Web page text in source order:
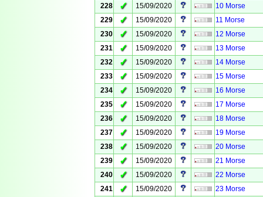
228
✓ 15/09/2020
10 Morse
229
✓ 15/09/2020
11 Morse
230
✓ 15/09/2020
12 Morse
231
✓ 15/09/2020
13 Morse
232
✓ 15/09/2020
14 Morse
233
✓ 15/09/2020
15 Morse
234
✓ 15/09/2020
16 Morse
235
✓ 15/09/2020
17 Morse
236
✓ 15/09/2020
18 Morse
237
✓ 15/09/2020
19 Morse
238
✓ 15/09/2020
20 Morse
239
✓ 15/09/2020
21 Morse
240
✓ 15/09/2020
22 Morse
241
✓ 15/09/2020
23 Morse